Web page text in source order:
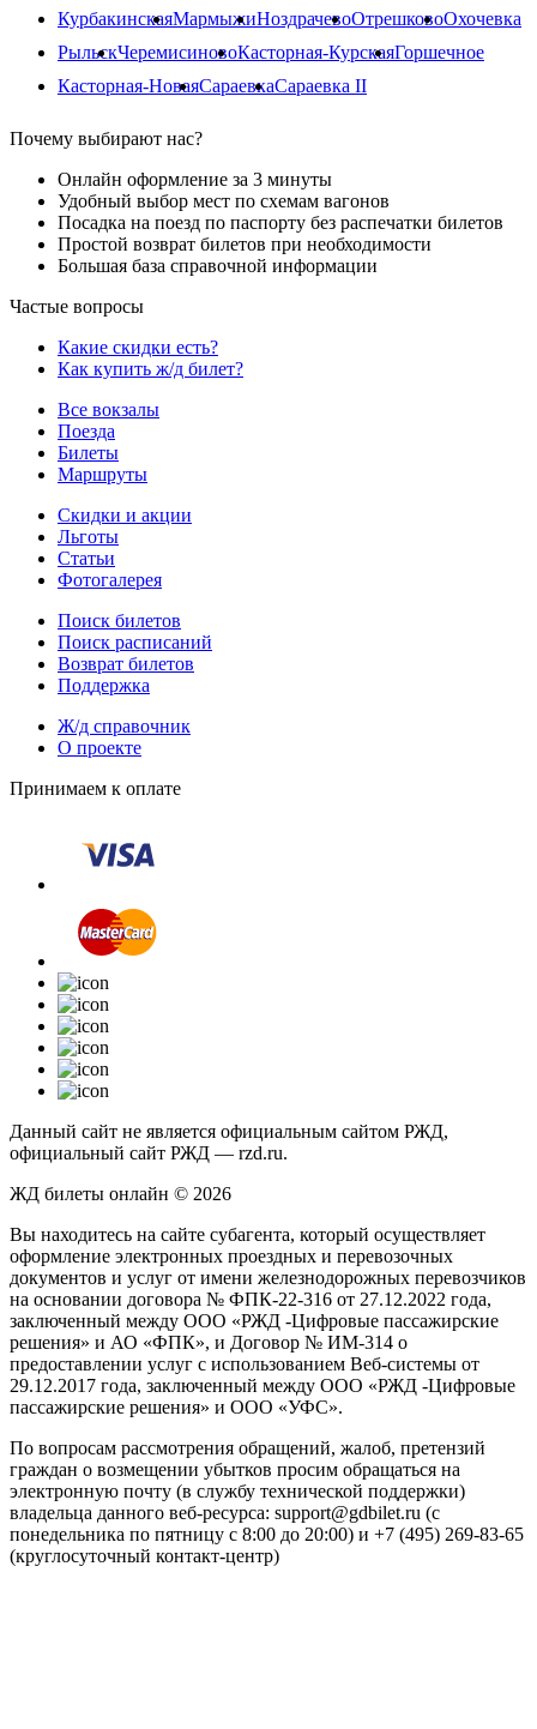
КурбакинскаяМармыжиНоздрачевоОтрешковоОхочевка
РыльскЧеремисиновоКасторная-КурскаяГоршечное
Касторная-НоваяСараевкаСараевка II
Почему выбирают нас?
Онлайн оформление за 3 минуты
Удобный выбор мест по схемам вагонов
Посадка на поезд по паспорту без распечатки билетов
Простой возврат билетов при необходимости
Большая база справочной информации
Частые вопросы
Какие скидки есть?
Как купить ж/д билет?
Все вокзалы
Поезда
Билеты
Маршруты
Скидки и акции
Льготы
Статьи
Фотогалерея
Поиск билетов
Поиск расписаний
Возврат билетов
Поддержка
Ж/д справочник
О проекте
Принимаем к оплате
Данный сайт не является официальным сайтом РЖД,
официальный сайт РЖД — rzd.ru.
ЖД билеты онлайн © 2026
Вы находитесь на сайте субагента, который осуществляет
оформление электронных проездных и перевозочных
документов и услуг от имени железнодорожных перевозчиков
на основании договора № ФПК-22-316 от 27.12.2022 года,
заключенный между ООО «РЖД -Цифровые пассажирские
решения» и АО «ФПК», и Договор № ИМ-314 о
предоставлении услуг с использованием Веб-системы от
29.12.2017 года, заключенный между ООО «РЖД -Цифровые
пассажирские решения» и ООО «УФС».
По вопросам рассмотрения обращений, жалоб, претензий
граждан о возмещении убытков просим обращаться на
электронную почту (в службу технической поддержки)
владельца данного веб-ресурса: support@gdbilet.ru (с
понедельника по пятницу с 8:00 до 20:00) и +7 (495) 269-83-65
(круглосуточный контакт-центр)